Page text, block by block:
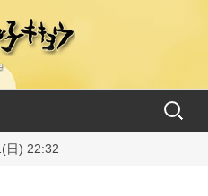
検
日) 22:32